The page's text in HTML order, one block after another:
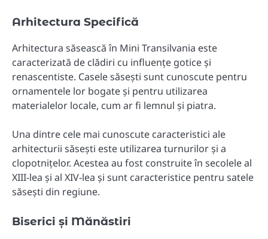
Arhitectura Specifică
Arhitectura săsească în Mini Transilvania este
caracterizată de clădiri cu influențe gotice și
renascentiste. Casele săsești sunt cunoscute pentru
ornamentele lor bogate și pentru utilizarea
materialelor locale, cum ar fi lemnul și piatra.
Una dintre cele mai cunoscute caracteristici ale
arhitecturii săsești este utilizarea turnurilor și a
clopotnițelor. Acestea au fost construite în secolele al
XIII-lea și al XIV-lea și sunt caracteristice pentru satele
săsești din regiune.
Biserici și Mănăstiri